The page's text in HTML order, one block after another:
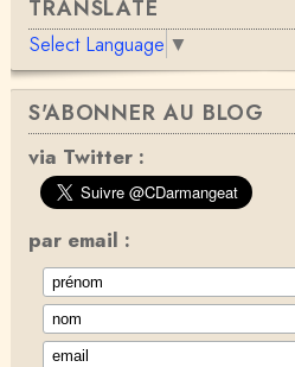
TRANSLATE
Select Language ▼
S'ABONNER AU BLOG
via Twitter :
par email :